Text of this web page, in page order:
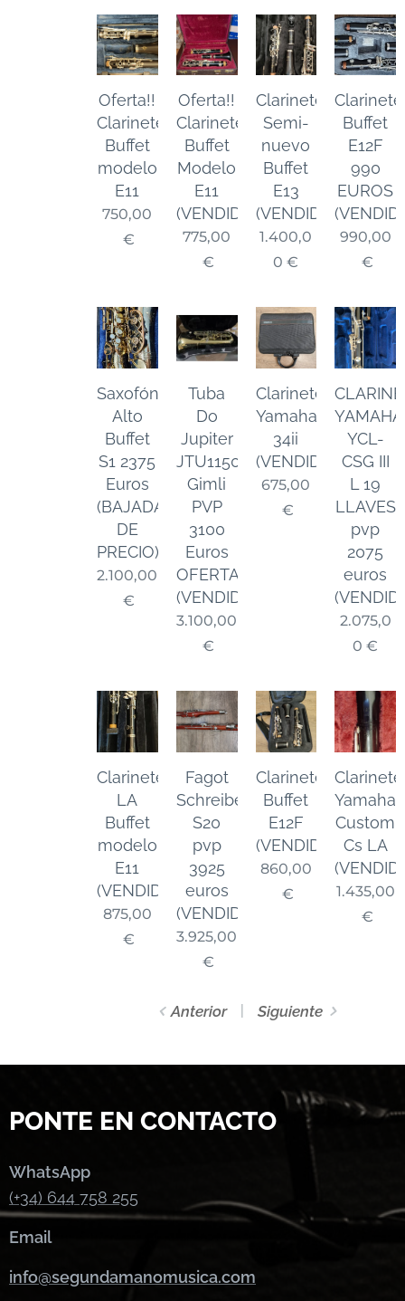
Oferta!!
Clarinete
Buffet
modelo
E11
750,00
€
Oferta!!
Clarinete
Buffet
Modelo
E11
(VENDIDO)
775,00
€
Clarinete
Semi-
nuevo
Buffet
E13
(VENDIDO)
1.400,0
0 €
Clarinete
Buffet
E12F
990
EUROS
990,00
€
Saxofón
Alto
Buffet
S1 2375
Euros
(BAJADA
DE
PRECIO)
2.100,00
€
Tuba
Do
Jupiter
JTU1150
Gimli
PVP
3100
Euros
OFERTA
(VENDIDA)
3.100,00
€
Clarinete
Yamaha
34ii
(VENDIDO)
675,00
€
YAMAHA
YCL-
CSG III
L 19
LLAVES
pvp
2075
euros
2.075,0
0 €
Clarinete
LA
Buffet
modelo
E11
(VENDIDO)
875,00
€
Fagot
Schreiber
S20
pvp
3925
euros
(VENDIDO)
3.925,00
€
Clarinete
Buffet
E12F
(VENDIDO)
860,00
€
Clarinete
Yamaha
Custom
Cs LA
1.435,00
€
Anterior Siguiente
PONTE EN CONTACTO
WhatsApp
(+34) 644 758 255
Email
info@segundamanomusica.com